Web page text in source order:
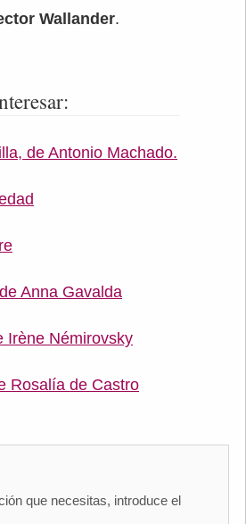
Wallander.
de Antonio Machado.
Anna Gavalda
Irène Némirovsky
Rosalía de Castro
que necesitas, introduce el